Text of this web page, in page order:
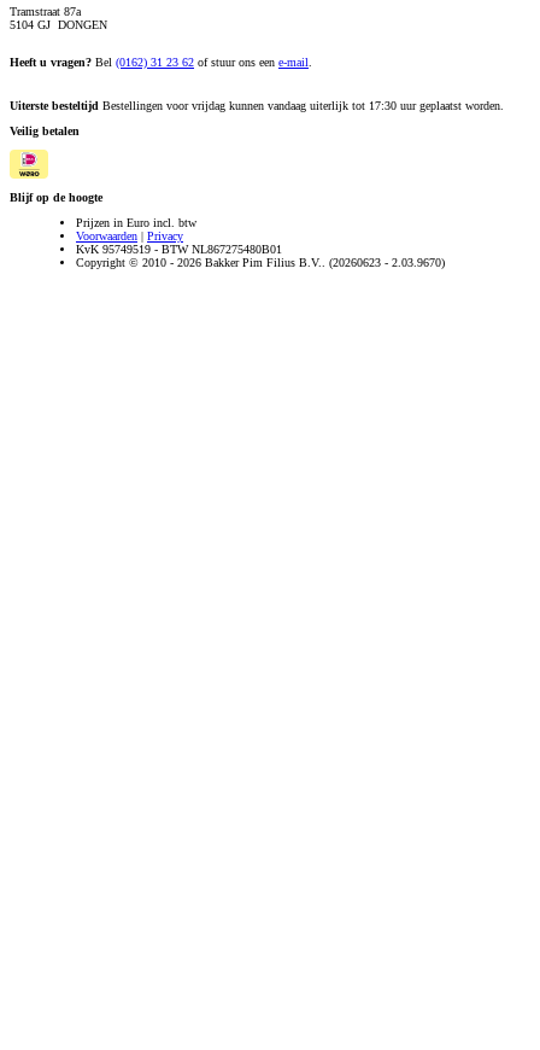
Tramstraat 87a
5104 GJ DONGEN
Heeft u vragen? Bel (0162) 31 23 62 of stuur ons een e-mail
Uiterste besteltijd Bestellingen voor vrijdag kunnen vandaag uiterlijk tot 17:30 uur geplaatst worden.
Veilig betalen
Blijf op de hoogte
Prijzen in Euro incl. btw
Voorwaarden | Privacy
KvK 95749519 - BTW NL867275480B01
Copyright © 2010 - 2026 Bakker Pim Filius B.V.. (20260623 - 2.03.9670)